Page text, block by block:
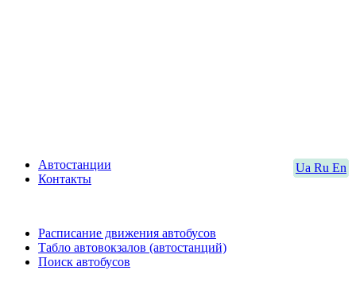
Ua Ru En
Автостанции
Контакты
Расписание движения автобусов
Табло автовокзалов (автостанций)
Поиск автобусов